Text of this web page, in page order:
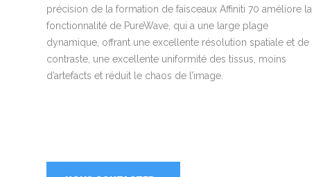
précision de la formation de faisceaux Affiniti 70 améliore la
fonctionnalité de PureWave, qui a une large plage
dynamique, offrant une excellente résolution spatiale et de
contraste, une excellente uniformité des tissus, moins
d’artefacts et réduit le chaos de l’image.